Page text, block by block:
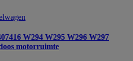
W294 W295 W296 W297
motorruimte